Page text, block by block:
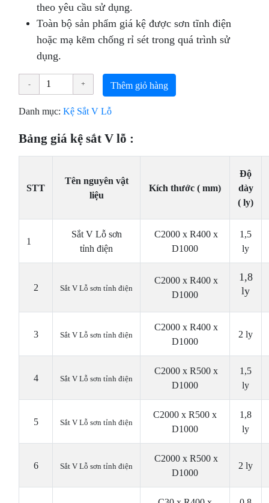
theo yêu cầu sử dụng.
Toàn bộ sản phẩm giá kệ được sơn tĩnh điện
hoặc mạ kẽm chống rỉ sét trong quá trình sử
dụng.
Thêm giỏ hàng
Danh mục:Kệ Sắt V Lỗ
Bảng giá kệ sắt V lỗ :
STT
Tên nguyên vật
liệu
Kích thước ( mm)
Độ
dày
( ly)
1
Sắt V Lỗ sơn
tỉnh điện
C2000 x R400 x
D1000
1,5
ly
2 Sắt V Lỗ sơn tỉnhđiện
C2000 x R400 x
D1000
1,8
ly
3 Sắt V Lỗ sơn tỉnhđiện
C2000 x R400 x
D1000
2 ly
4 Sắt V Lỗ sơn tỉnhđiện
C2000 x R500 x
D1000
1,5
ly
5 Sắt V Lỗ sơn tỉnhđiện
C2000 x R500 x
D1000
1,8
ly
6 Sắt V Lỗ sơn tỉnhđiện
C2000 x R500 x
D1000
2 ly